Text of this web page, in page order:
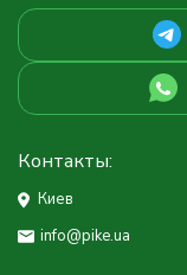
Контакты:
Киев
info@pike.ua